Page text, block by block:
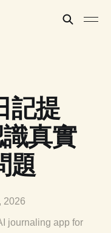
記提
真實
題
2026
journaling app for